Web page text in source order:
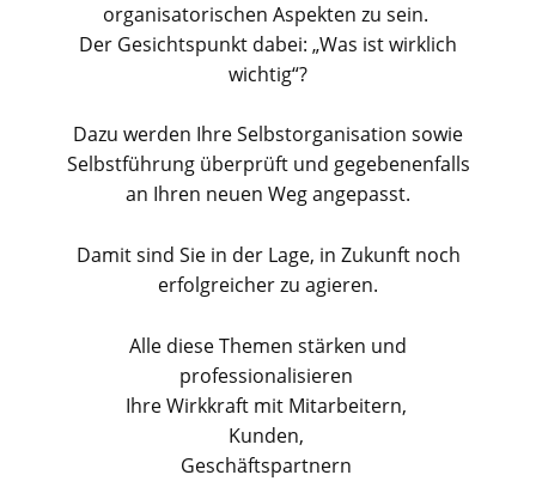
organisatorischen Aspekten zu sein.
Der Gesichtspunkt dabei: „Was ist wirklich
wichtig“?
Dazu werden Ihre Selbstorganisation sowie
Selbstführung überprüft und gegebenenfalls
an Ihren neuen Weg angepasst.
Damit sind Sie in der Lage, in Zukunft noch
erfolgreicher zu agieren.
Alle diese Themen stärken und
professionalisieren
Ihre Wirkkraft mit Mitarbeitern,
Kunden,
Geschäftspartnern